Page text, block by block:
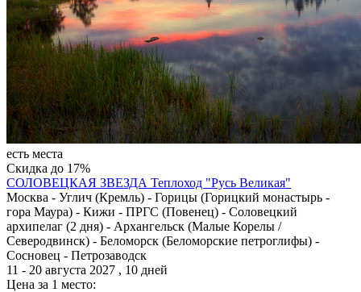
есть места
Скидка до 17%
СОЛОВЕЦКАЯ ЗВЕЗДА Теплоход "Русь Великая"
Москва - Углич (Кремль) - Горицы (Горицкий монастырь -
гора Маура) - Кижи - ПРГС (Повенец) - Соловецкий
архипелаг (2 дня) - Архангельск (Малые Корелы /
Северодвинск) - Беломорск (Беломорские петроглифы) -
Сосновец - Петрозаводск
11 - 20 августа 2027 , 10 дней
Цена за 1 место: